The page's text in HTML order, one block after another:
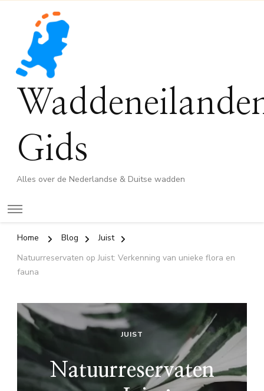
Gids
Alles over de Nederlandse & Duitse wadden
Home Blog
Juist
Natuurreservaten op Juist: Verkenning van unieke flora en
fauna
JUIST
Natuurreservaten